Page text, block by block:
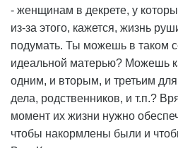
- женщинам в декрете, у
из-за этого, кажется, жизнь
подумать. Ты можешь в таком
идеальной матерью? Можешь
одним, и вторым, и третьим
дела, родственников, и т.п.?
момент их жизни нужно
чтобы накормлены были и